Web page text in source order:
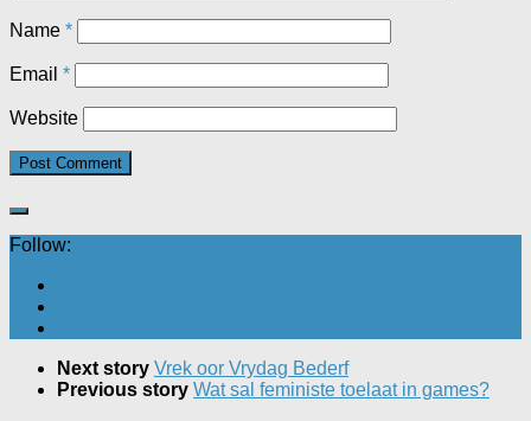
Name *
Email *
Website
Follow:
Next story Vrek oor Vrydag Bederf
Previous story Wat sal feministe toelaat in games?